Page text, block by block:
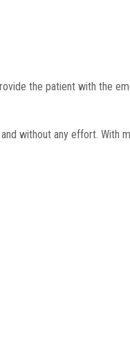
the patient with the
without any effort. With